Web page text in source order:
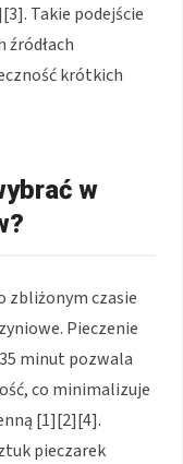
Takie podejście
źródłach
krótkich
w
zbliżonym czasie
Pieczenie
minut pozwala
co minimalizuje
[1][2][4].
pieczarek